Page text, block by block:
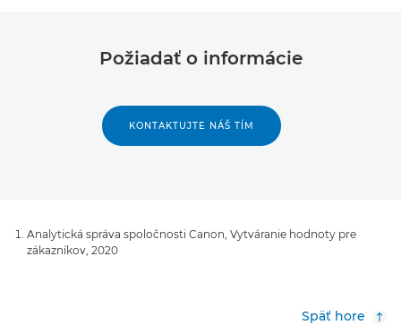
Požiadať o informácie
KONTAKTUJTE NÁŠ TÍM
Analytická správa spoločnosti Canon, Vytváranie hodnoty pre
zákazníkov, 2020
Späť hore